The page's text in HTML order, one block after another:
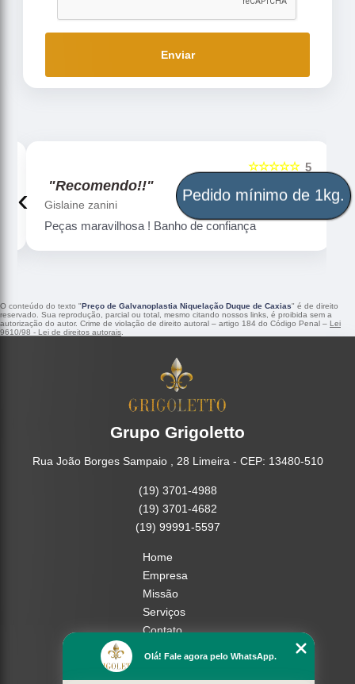
Enviar
5
☆☆☆☆☆
"Recomendo!!"
Gislaine zanini
Peças maravilhosa ! Banho de confiança
‹ ›
O conteúdo do texto "Preço de Galvanoplastia Niquelação Duque de Caxias" é de direito
reservado. Sua reprodução, parcial ou total, mesmo citando nossos links, é proibida sem a
autorização do autor. Crime de violação de direito autoral – artigo 184 do Código Penal – Lei
9610/98 - Lei de direitos autorais
Grupo Grigoletto
Rua João Borges Sampaio , 28 Limeira - CEP: 13480-510
(19) 3701-4988
(19) 3701-4682
(19) 99991-5597
Home
Empresa
Missão
Serviços
Contato
Olá! Fale agora pelo WhatsApp.
Pedido mínimo de 1kg.